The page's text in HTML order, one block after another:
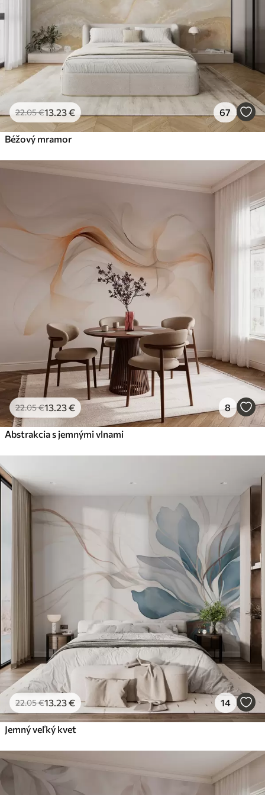
Prémiový vinyl
.0039.00 €/m²
Peel and Stick
81
22.05€13 .23€ 67
Béžový mramor
22.05€13 .23€ 8
Abstrakcia s jemnými vlnami
22.05€13 .23€ 14
Jemný veľký kvet